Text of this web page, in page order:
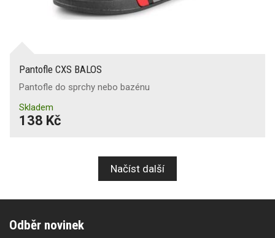
Pantofle CXS BALOS
Pantofle do sprchy nebo bazénu
Skladem
138 Kč
Načíst další
Odběr novinek